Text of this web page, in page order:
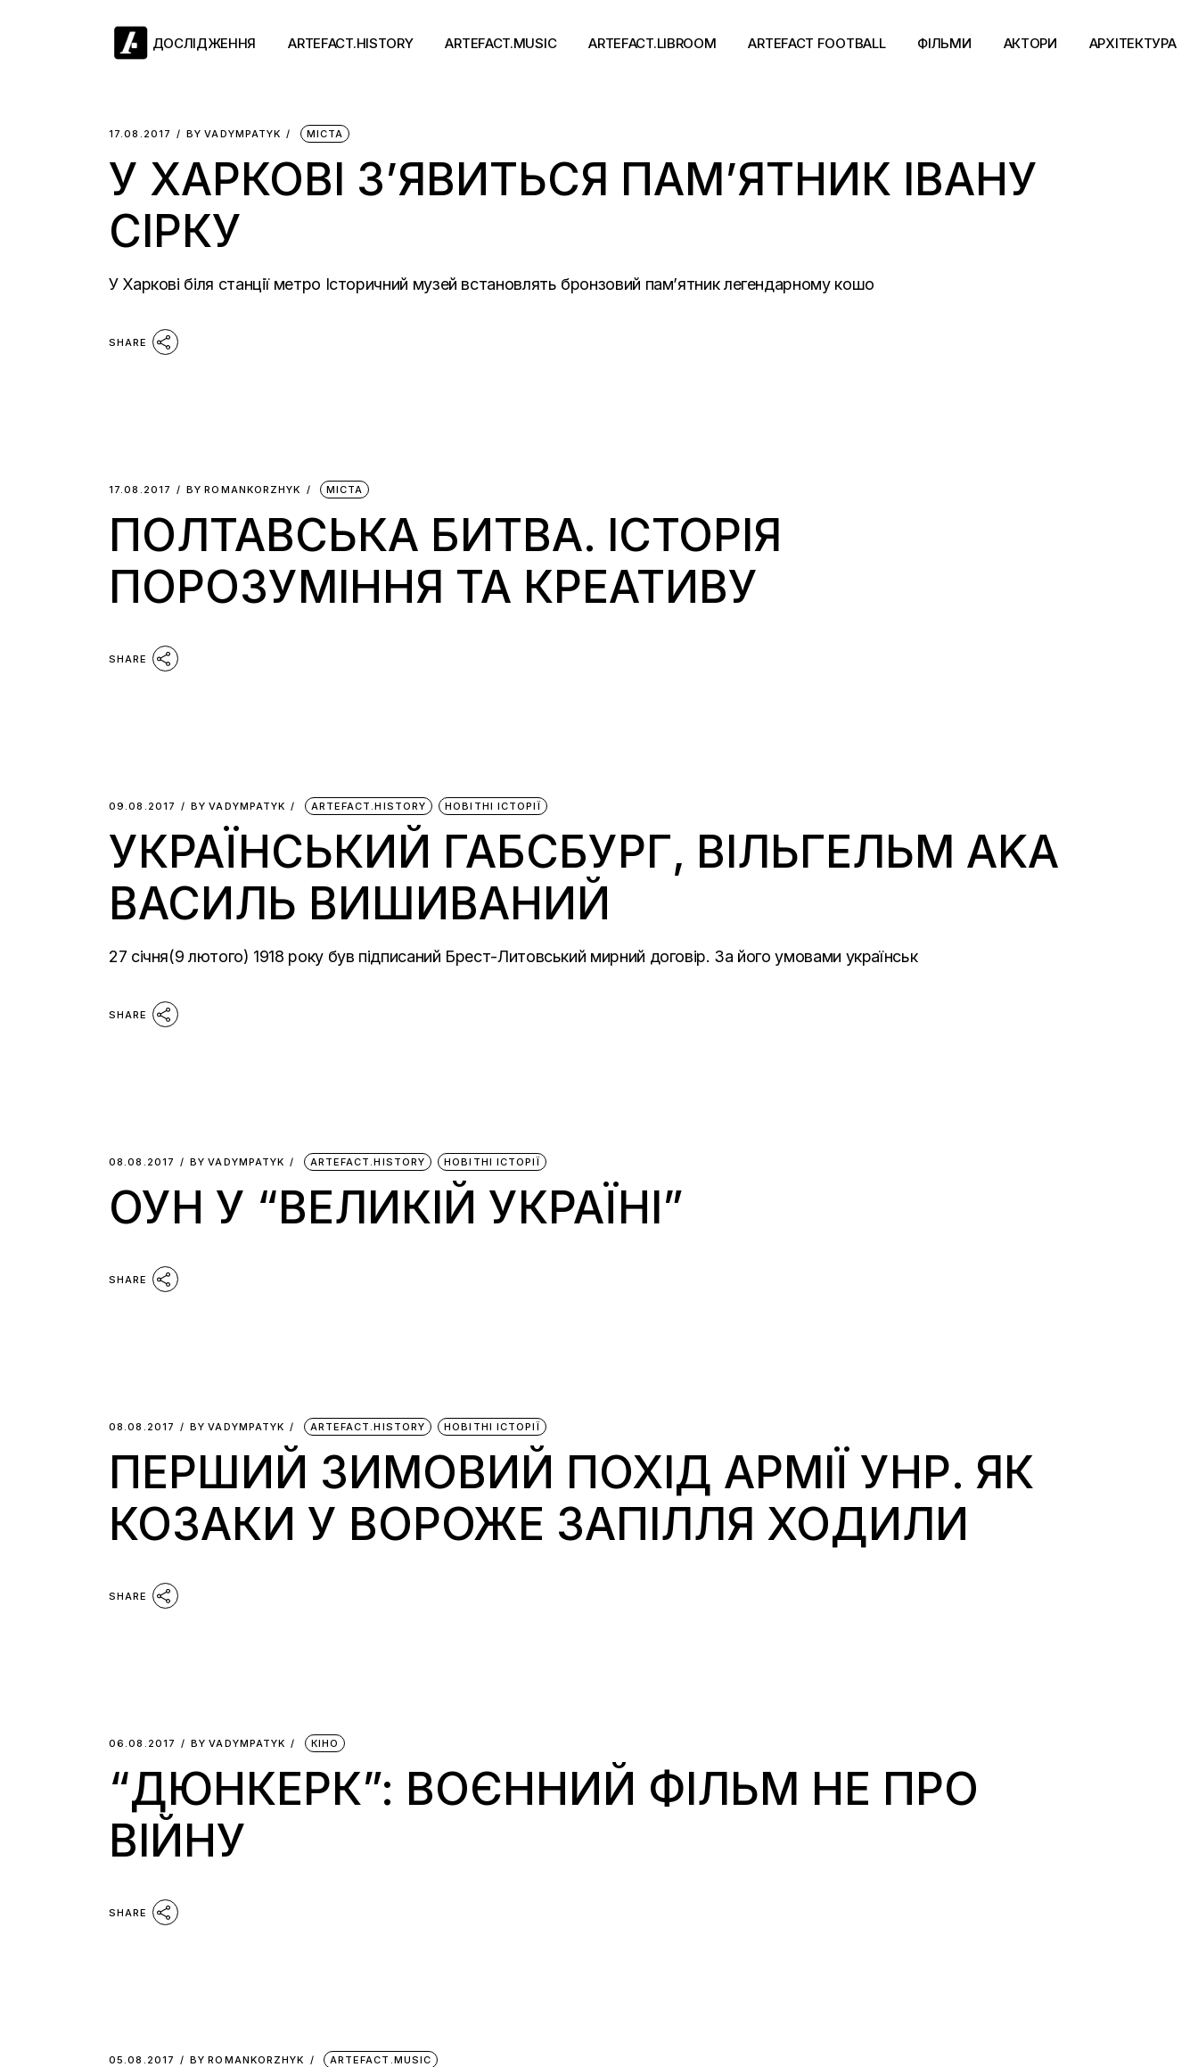
ДОСЛІДЖЕННЯ ARTEFACT.HISTORY
Античний двіж
Такі середні віки
Ранній модерн
ARTEFACT.MUSIC
Альбоми
Концерти
ARTEFACT.LIBROOM
Письменники
Події
ARTEFACT FOOTBALL ФІЛЬМИ АКТОРИ АРХІТЕКТУРА
17.08.2017 BY VADYMPATYK МІСТА
У ХАРКОВІ З’ЯВИТЬСЯ ПАМ’ЯТНИК ІВАНУ
СІРКУ
У Харкові біля станції метро Історичний музей встановлять бронзовий пам’ятник легендарному кошо
SHARE
17.08.2017 BY ROMANKORZHYK МІСТА
ПОЛТАВСЬКА БИТВА. ІСТОРІЯ
ПОРОЗУМІННЯ ТА КРЕАТИВУ
SHARE
09.08.2017 BY VADYMPATYK ARTEFACT.HISTORY НОВІТНІ ІСТОРІЇ
УКРАЇНСЬКИЙ ГАБСБУРГ, ВІЛЬГЕЛЬМ AKA
ВАСИЛЬ ВИШИВАНИЙ
27 січня(9 лютого) 1918 року був підписаний Брест-Литовський мирний договір. За його умовами українськ
SHARE
08.08.2017 BY VADYMPATYK ARTEFACT.HISTORY НОВІТНІ ІСТОРІЇ
ОУН У “ВЕЛИКІЙ УКРАЇНІ”
SHARE
08.08.2017 BY VADYMPATYK ARTEFACT.HISTORY НОВІТНІ ІСТОРІЇ
ПЕРШИЙ ЗИМОВИЙ ПОХІД АРМІЇ УНР. ЯК
КОЗАКИ У ВОРОЖЕ ЗАПІЛЛЯ ХОДИЛИ
SHARE
06.08.2017 BY VADYMPATYK КІНО
“ДЮНКЕРК”: ВОЄННИЙ ФІЛЬМ НЕ ПРО
ВІЙНУ
SHARE
05.08.2017 BY ROMANKORZHYK ARTEFACT.MUSIC